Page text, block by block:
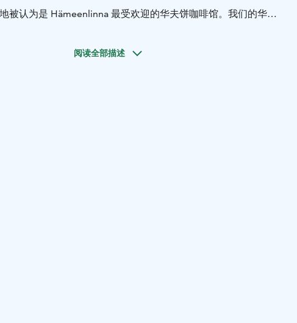
被认为是 Hämeenlinna 最受欢迎的华夫饼咖啡馆。我们的华夫
一个迷人且受欢迎的生活方式商店，您可以在那里发现令人惊叹
阅读全部描述